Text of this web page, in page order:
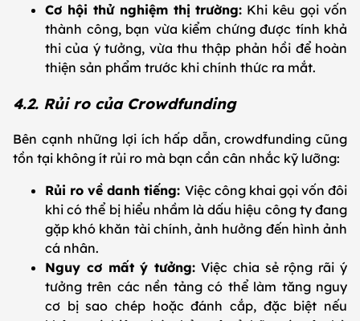
Cơ hội thử nghiệm thị trường: Khi kêu gọi vốn
thành công, bạn vừa kiểm chứng được tính khả
thi của ý tưởng, vừa thu thập phản hồi để hoàn
thiện sản phẩm trước khi chính thức ra mắt.
4.2. Rủi ro của Crowdfunding
Bên cạnh những lợi ích hấp dẫn, crowdfunding cũng
tồn tại không ít rủi ro mà bạn cần cân nhắc kỹ lưỡng:
Rủi ro về danh tiếng: Việc công khai gọi vốn đôi
khi có thể bị hiểu nhầm là dấu hiệu công ty đang
gặp khó khăn tài chính, ảnh hưởng đến hình ảnh
cá nhân.
Nguy cơ mất ý tưởng: Việc chia sẻ rộng rãi ý
tưởng trên các nền tảng có thể làm tăng nguy
cơ bị sao chép hoặc đánh cắp, đặc biệt nếu